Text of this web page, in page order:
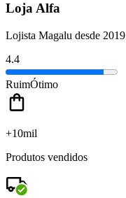
Loja Alfa
Lojista Magalu desde 2019
4.4
RuimÓtimo
+10mil
Produtos vendidos